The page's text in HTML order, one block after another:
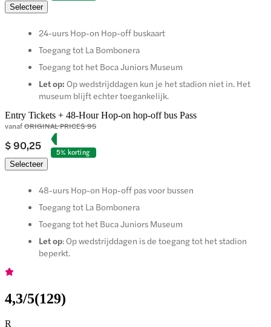
Selecteer
24-uurs Hop-on Hop-off buskaart
Toegang tot La Bombonera
Toegang tot het Boca Juniors Museum
Let op: Op wedstrijddagen kun je het stadion niet in. Het
museum blijft echter toegankelijk.
Entry Tickets + 48-Hour Hop-on hop-off bus Pass
vanafORIGINAL PRICE$ 95
$ 90,25
5% korting
Selecteer
48-uurs Hop-on Hop-off pas voor bussen
Toegang tot La Bombonera
Toegang tot het Buca Juniors Museum
Let op: Op wedstrijddagen is de toegang tot het stadion
beperkt.
4,3/5(129)
R